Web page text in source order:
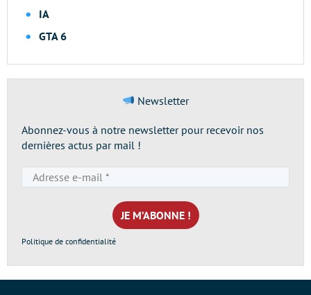
IA
GTA 6
Newsletter
Abonnez-vous à notre newsletter pour recevoir nos
dernières actus par mail !
e-
mail
*
Politique de confidentialité